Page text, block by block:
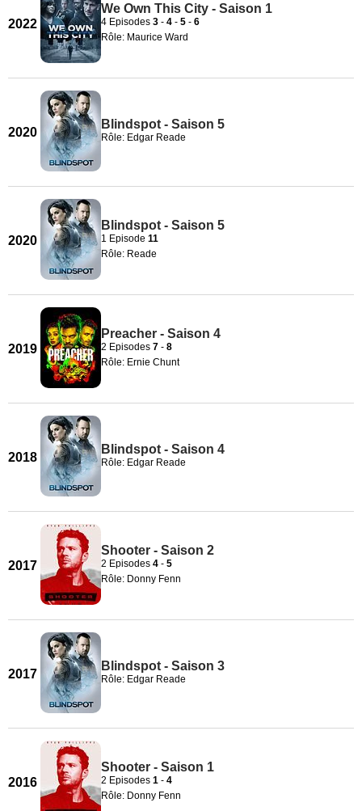
2022
We Own This City - Saison 1
4 Episodes 3 - 4 - 5 - 6
Rôle: Maurice Ward
2020
Blindspot - Saison 5
Rôle: Edgar Reade
2020
Blindspot - Saison 5
1 Episode 11
Rôle: Reade
2019
Preacher - Saison 4
2 Episodes 7 - 8
Rôle: Ernie Chunt
2018
Blindspot - Saison 4
Rôle: Edgar Reade
2017
Shooter - Saison 2
2 Episodes 4 - 5
Rôle: Donny Fenn
2017
Blindspot - Saison 3
Rôle: Edgar Reade
2016
Shooter - Saison 1
2 Episodes 1 - 4
Rôle: Donny Fenn